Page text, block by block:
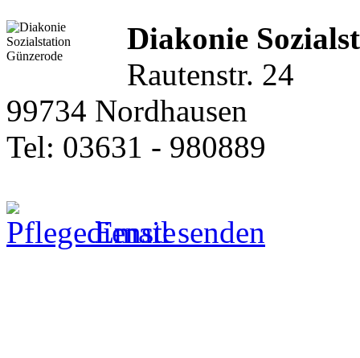
Diakonie
Rautenstr. 24
99734 Nordhausen
Tel: 03631 - 980889
Email senden